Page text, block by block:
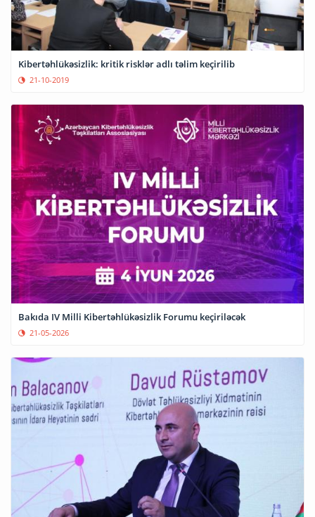
Kibertəhlükəsizlik: kritik risklər adlı təlim keçirilib
21-10-2019
Bakıda IV Milli Kibertəhlükəsizlik Forumu keçiriləcək
21-05-2026